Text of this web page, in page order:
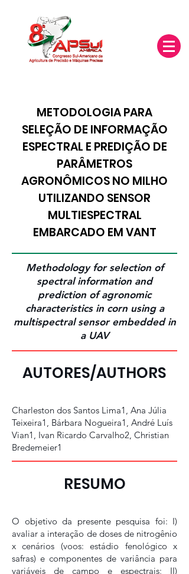
METODOLOGIA PARA
SELEÇÃO DE INFORMAÇÃO
ESPECTRAL E PREDIÇÃO DE
PARÂMETROS
AGRONÔMICOS NO MILHO
UTILIZANDO SENSOR
MULTIESPECTRAL
EMBARCADO EM VANT
Methodology for selection of
spectral information and
prediction of agronomic
characteristics in corn using a
multispectral sensor embedded in
a UAV
AUTORES/AUTHORS
Charleston dos Santos Lima1, Ana Júlia
Teixeira1, Bárbara Nogueira1, André Luís
Vian1, Ivan Ricardo Carvalho2, Christian
Bredemeier1
RESUMO
O objetivo da presente pesquisa foi: I)
avaliar a interação de doses de nitrogênio
x cenários (voos: estádio fenológico x
safras) e componentes de variância para
variáveis de campo e espectrais; II)